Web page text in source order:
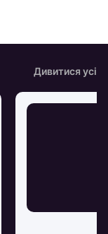
Дивитися усі